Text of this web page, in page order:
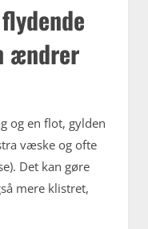
ændrer
og en flot, gylden
væske og ofte
Det kan gøre
mere klistret,